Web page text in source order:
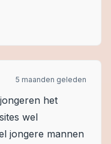
5 maanden geleden
het
wel
jongere mannen